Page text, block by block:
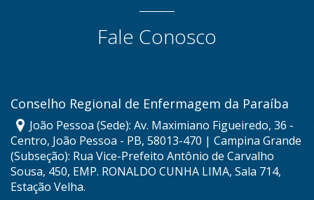
Fale Conosco
Conselho Regional de Enfermagem da Paraíba
João Pessoa (Sede): Av. Maximiano Figueiredo, 36 -
Centro, João Pessoa - PB, 58013-470 | Campina Grande
(Subseção): Rua Vice-Prefeito Antônio de Carvalho
Sousa, 450, EMP. RONALDO CUNHA LIMA, Sala 714,
Estação Velha.